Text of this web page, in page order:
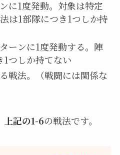
1度発動。対象は特定
は1部隊につき1つしか持
ンに1度発動する。陣
つしか持てない
法。（戦闘には関係な
上記の1-6の戦法です。